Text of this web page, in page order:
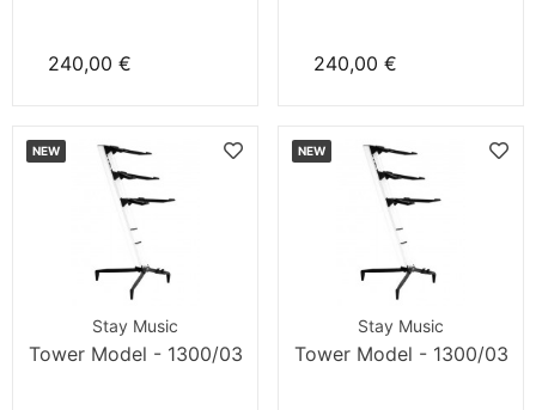
240,00 € 240,00 €
NEW
Stay Music
Tower Model - 1300/03
NEW
Stay Music
Tower Model - 1300/03